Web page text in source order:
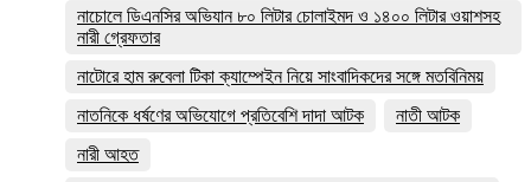
নাচোলে ডিএনসির অভিযান ৮০ লিটার চোলাইমদ ও ১৪০০ লিটার ওয়াশসহ
নারী গ্রেফতার
নাটোরে হাম রুবেলা টিকা ক্যাম্পেইন নিয়ে সাংবাদিকদের সঙ্গে মতবিনিময়
নাতনিকে ধর্ষণের অভিযোগে প্রতিবেশি দাদা আটক
নাতী আটক
নারী আহত